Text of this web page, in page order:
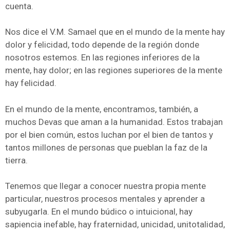
cuenta.
Nos dice el V.M. Samael que en el mundo de la mente hay
dolor y felicidad, todo depende de la región donde
nosotros estemos. En las regiones inferiores de la
mente, hay dolor; en las regiones superiores de la mente
hay felicidad.
En el mundo de la mente, encontramos, también, a
muchos Devas que aman a la humanidad. Estos trabajan
por el bien común, estos luchan por el bien de tantos y
tantos millones de personas que pueblan la faz de la
tierra.
Tenemos que llegar a conocer nuestra propia mente
particular, nuestros procesos mentales y aprender a
subyugarla. En el mundo búdico o intuicional, hay
sapiencia inefable, hay fraternidad, unicidad, unitotalidad,